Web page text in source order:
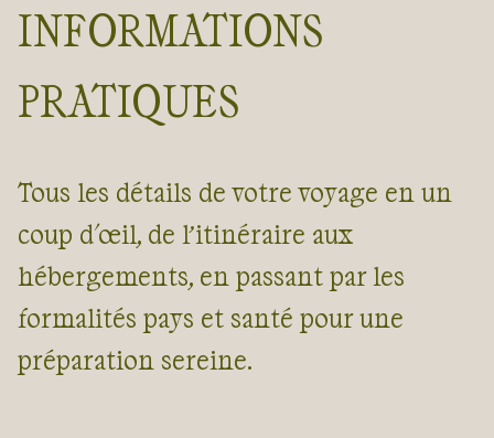
INFORMATIONS
PRATIQUES
Tous les détails de votre voyage en un
coup d'œil, de l’itinéraire aux
hébergements, en passant par les
formalités pays et santé pour une
préparation sereine.